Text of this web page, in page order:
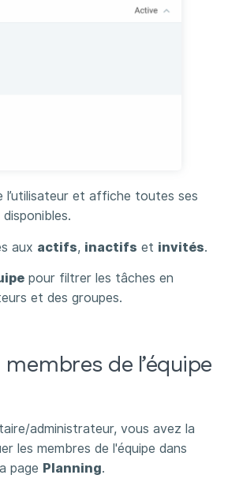
et affiche toutes ses
aux actifs, inactifs et invités.
pour filtrer les tâches en
et des groupes.
membres de l’équipe
administrateur, vous avez la
les membres de l'équipe dans
page Planning.